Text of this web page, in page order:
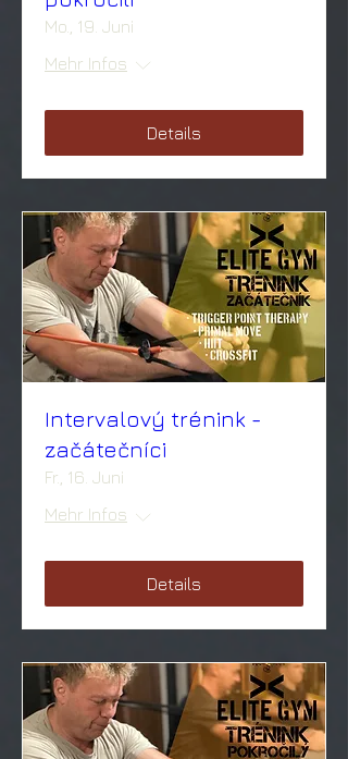
Mo., 19. Juni
Mehr Infos
Details
Intervalový trénink -
začátečníci
Fr., 16. Juni
Mehr Infos
Details